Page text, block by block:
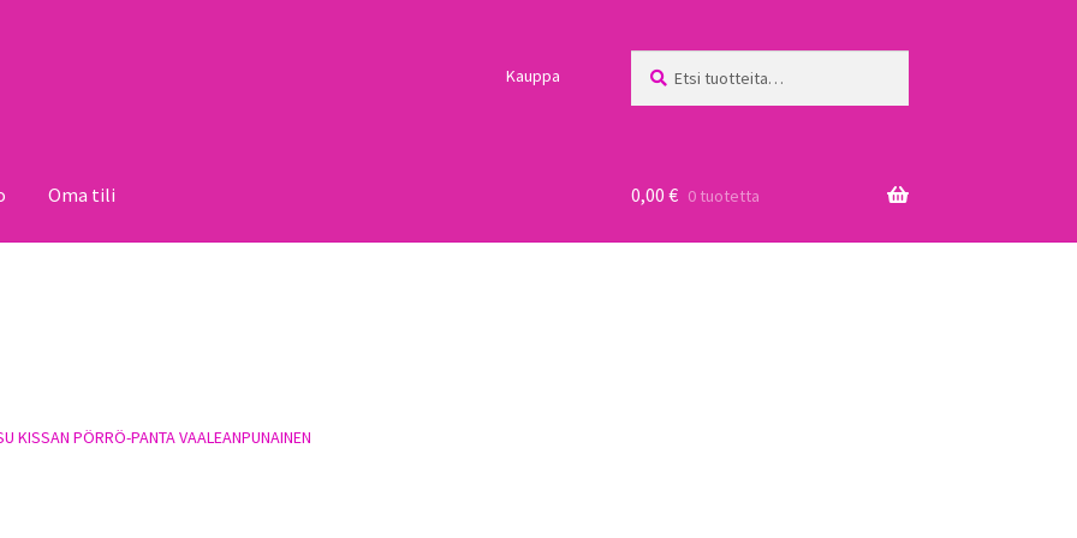
Kauppa
Oma tili 0,00 € 0 tuotetta
KISSAN PÖRRÖ-PANTA VAALEANPUNAINEN